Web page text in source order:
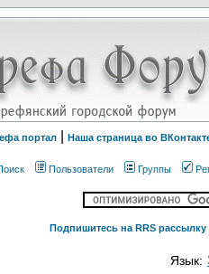
портал Наша страница во
Пользователи Группы
Подпишитесь на RRS
Язык: